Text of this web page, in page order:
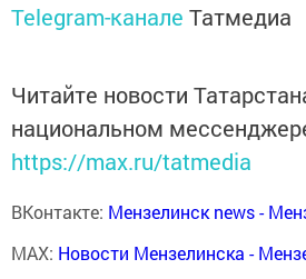
Telegram-канале Татмедиа
Читайте новости
национальном
https://max.ru/tatmedia
ВКонтакте: Мензелинск news -
MAX: Новости Мензелинска -